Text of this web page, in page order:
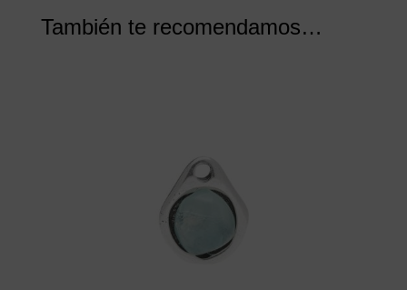
También te recomendamos…